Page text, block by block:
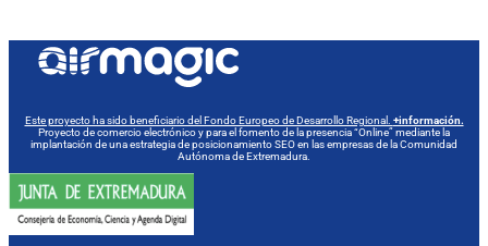
Este proyecto ha sido beneficiario del Fondo Europeo de Desarrollo Regional. +información.
Proyecto de comercio electrónico y para el fomento de la presencia “Online” mediante la
implantación de una estrategia de posicionamiento SEO en las empresas de la Comunidad
Autónoma de Extremadura.